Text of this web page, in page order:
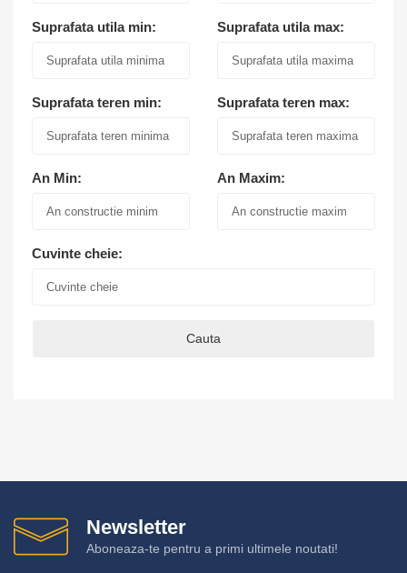
Suprafata utila min: Suprafata utila max:
Suprafata teren min: Suprafata teren max:
An Min: An Maxim:
Cuvinte cheie:
Cauta
Newsletter
Aboneaza-te pentru a primi ultimele noutati!